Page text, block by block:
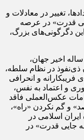
تغییر در معادلات و
قدرت» در عرصه
دگرگونی‌های بزرگ،
اخیر جهان،
در نظام سلطه،
فریبكارانه و انحرافی
و اعتماد به نفس،
عكس‌العملی فاقد
و گم نكردن «راه»،
اسلامی در
جایی قدرت» در